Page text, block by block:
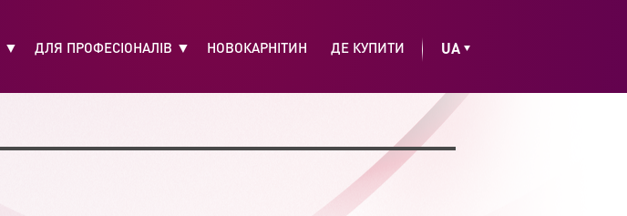
ДЛЯ ПРОФЕСІОНАЛІВ НОВОКАРНІТИН ДЕ КУПИТИ
Choose
language